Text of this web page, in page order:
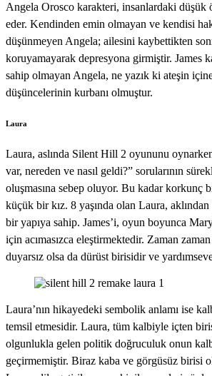
Angela Orosco karakteri, insanlardaki düşük
eder. Kendinden emin olmayan ve kendisi
düşünmeyen Angela; ailesini kaybettikten
koruyamayarak depresyona girmiştir. James
sahip olmayan Angela, ne yazık ki ateşin
düşüncelerinin kurbanı olmuştur.
Laura
Laura, aslında Silent Hill 2 oyununu
var, nereden ve nasıl geldi?” sorularının
oluşmasına sebep oluyor. Bu kadar korkunç
küçük bir kız. 8 yaşında olan Laura,
bir yapıya sahip. James’i, oyun boyunca
için acımasızca eleştirmektedir. Zaman
duyarsız olsa da dürüst birisidir ve
Laura’nın hikayedeki sembolik anlamı ise
temsil etmesidir. Laura, tüm kalbiyle içten
olgunlukla gelen politik doğruculuk onun
geçirmemiştir. Biraz kaba ve görgüsüz birisi